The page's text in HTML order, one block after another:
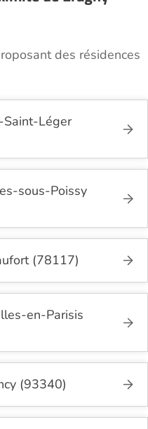
des résidences
Saint-Léger
sous-Poissy
(78117)
en-Parisis
(93340)